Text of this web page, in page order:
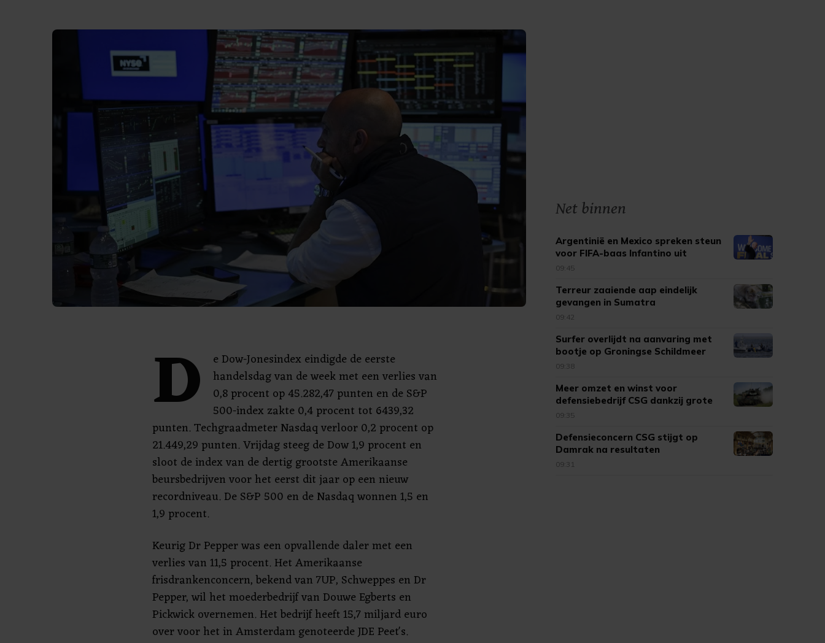
D
e Dow-Jonesindex eindigde de eerste
handelsdag van de week met een verlies van
0,8 procent op 45.282,47 punten en de S&P
500-index zakte 0,4 procent tot 6439,32
punten. Techgraadmeter Nasdaq verloor 0,2 procent op
21.449,29 punten. Vrijdag steeg de Dow 1,9 procent en
sloot de index van de dertig grootste Amerikaanse
beursbedrijven voor het eerst dit jaar op een nieuw
recordniveau. De S&P 500 en de Nasdaq wonnen 1,5 en
1,9 procent.
Keurig Dr Pepper was een opvallende daler met een
verlies van 11,5 procent. Het Amerikaanse
frisdrankenconcern, bekend van 7UP, Schweppes en Dr
Pepper, wil het moederbedrijf van Douwe Egberts en
Pickwick overnemen. Het bedrijf heeft 15,7 miljard euro
over voor het in Amsterdam genoteerde JDE Peet's.
Net binnen
Argentinië en Mexico spreken steun
voor FIFA-baas Infantino uit
09:45
Terreur zaaiende aap eindelijk
gevangen in Sumatra
09:42
Surfer overlijdt na aanvaring met
bootje op Groningse Schildmeer
09:38
Meer omzet en winst voor
defensiebedrijf CSG dankzij grote
vraag
09:35
Defensieconcern CSG stijgt op
Damrak na resultaten
09:31